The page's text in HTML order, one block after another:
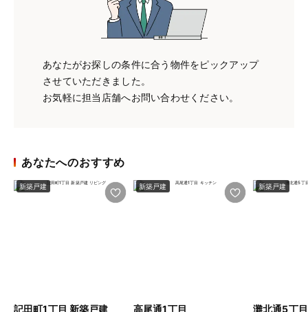
あなたがお探しの条件に合う物件をピックアップ
させていただきました。
お気軽に担当店舗へお問い合わせください。
あなたへのおすすめ
新築戸建
記田町1丁目 新築戸建
新築戸建
高尾通1丁目
新築戸建
灘北通5丁